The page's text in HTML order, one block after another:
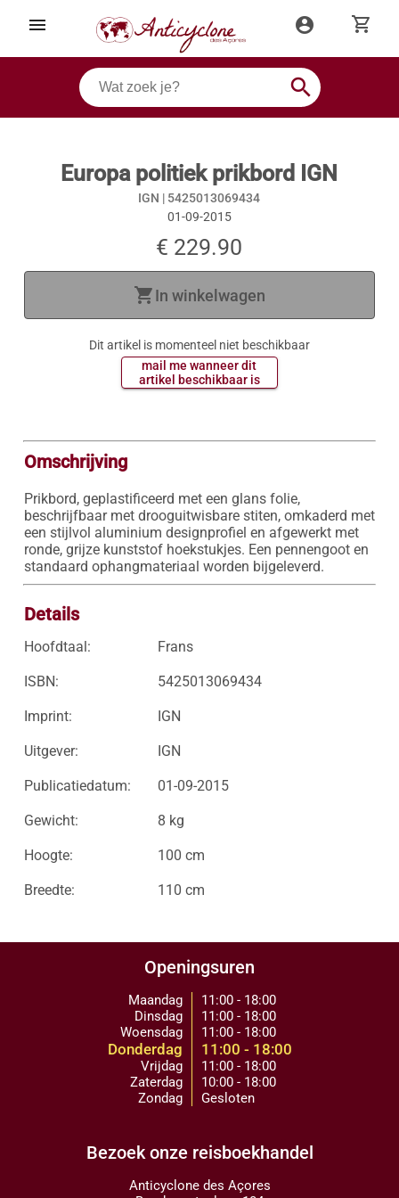
menu account_circle shopping_cart
search
Europa politiek prikbord IGN
IGN | 5425013069434
01-09-2015
€ 229.90
shopping_cartIn winkelwagen
Dit artikel is momenteel niet beschikbaar
mail me wanneer dit
artikel beschikbaar is
Omschrijving
Prikbord, geplastificeerd met een glans folie,
beschrijfbaar met drooguitwisbare stiten, omkaderd met
een stijlvol aluminium designprofiel en afgewerkt met
ronde, grijze kunststof hoekstukjes. Een pennengoot en
standaard ophangmateriaal worden bijgeleverd.
Details
Hoofdtaal: Frans
ISBN: 5425013069434
Imprint: IGN
Uitgever: IGN
Publicatiedatum: 01-09-2015
Gewicht: 8 kg
Hoogte: 100 cm
Breedte: 110 cm
Openingsuren
Maandag
Dinsdag
Woensdag
Donderdag
Vrijdag
Zaterdag
Zondag
11:00 - 18:00
11:00 - 18:00
11:00 - 18:00
11:00 - 18:00
11:00 - 18:00
10:00 - 18:00
Gesloten
Bezoek onze reisboekhandel
Anticyclone des Açores